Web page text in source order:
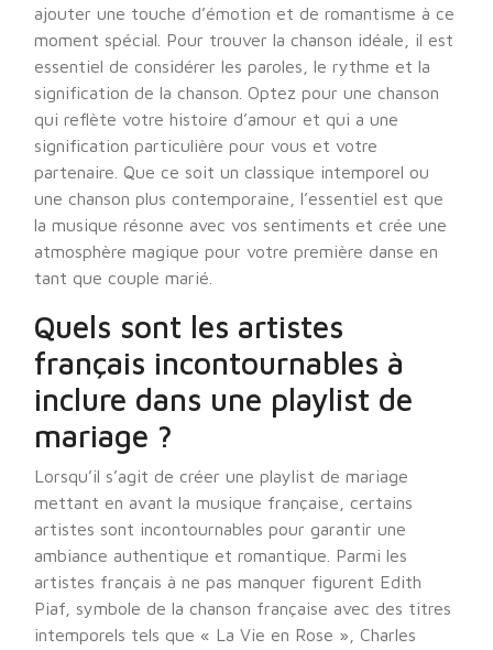
ajouter une touche d’émotion et de romantisme à ce
moment spécial. Pour trouver la chanson idéale, il est
essentiel de considérer les paroles, le rythme et la
signification de la chanson. Optez pour une chanson
qui reflète votre histoire d’amour et qui a une
signification particulière pour vous et votre
partenaire. Que ce soit un classique intemporel ou
une chanson plus contemporaine, l’essentiel est que
la musique résonne avec vos sentiments et crée une
atmosphère magique pour votre première danse en
tant que couple marié.
Quels sont les artistes
français incontournables à
inclure dans une playlist de
mariage ?
Lorsqu’il s’agit de créer une playlist de mariage
mettant en avant la musique française, certains
artistes sont incontournables pour garantir une
ambiance authentique et romantique. Parmi les
artistes français à ne pas manquer figurent Edith
Piaf, symbole de la chanson française avec des titres
intemporels tels que « La Vie en Rose », Charles